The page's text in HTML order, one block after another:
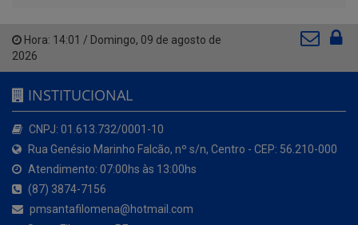
Hora: 14:01 / Domingo, 09 de agosto de
2026
INSTITUCIONAL
CNPJ: 01.613.732/0001-10
Rua Genésio Marinho Falcão, nº s/n, Centro - CEP: 56.210-000
Atendimento: 07:00hs às 13:00hs
(87) 3874-7156
pmsantafilomena@hotmail.com